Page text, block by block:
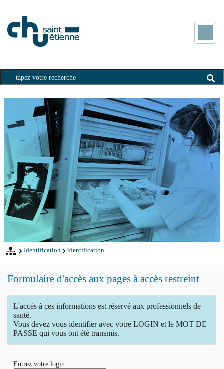
Identification identification
Formulaire d'accès aux pages à accès restreint
L'accès à ces informations est réservé aux professionnels de
santé.
Vous devez vous identifier avec votre LOGIN et le MOT DE
PASSE qui vous ont été transmis.
Entrez votre login :